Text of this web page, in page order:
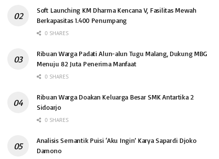
Soft Launching KM Dharma Kencana V, Fasilitas Mewah
Berkapasitas 1.400 Penumpang
0 SHARES
Ribuan Warga Padati Alun-alun Tugu Malang, Dukung MBG
Menuju 82 Juta Penerima Manfaat
0 SHARES
Ribuan Warga Doakan Keluarga Besar SMK Antartika 2
Sidoarjo
0 SHARES
Analisis Semantik Puisi ‘Aku Ingin’ Karya Sapardi Djoko
Damono